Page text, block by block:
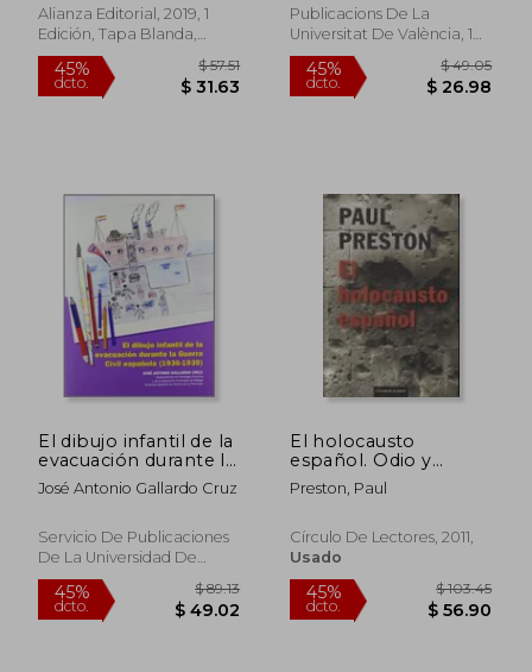
45%
dcto. $ 44.91
45%
dcto.
Alianza Editorial, 2019, 1
Edición, Tapa Blanda,
Nuevo
Publicacions De La
Universitat De València, 1
Edición, Tapa Blanda,
Usado
El dibujo infantil de la
evacuación durante la
Guerra Civil española
(1936-1939) (Otras
José Antonio Gallardo Cruz
Servicio De Publicaciones
De La Universidad De
Málaga, Tapa Blanda,
Usado
El holocausto
español. Odio y
exterminio en la
Guerra Civil y después
Preston, Paul
Círculo De Lectores, 2011,
Usado